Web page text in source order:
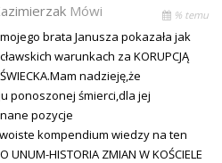
Mówi % temu
brata Janusza pokazała jak
warunkach za KORUPCJĄ
nadzieję,że
ponoszonej śmierci,dla jej
pozycje
kompendium wiedzy na ten
HISTORIA ZMIAN W KOŚCIELE